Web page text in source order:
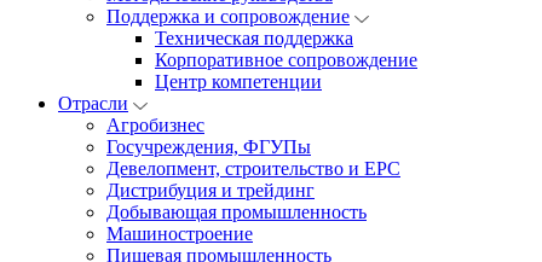
Поддержка и сопровождение
Техническая поддержка
Корпоративное сопровождение
Центр компетенции
Отрасли
Агробизнес
Госучреждения, ФГУПы
Девелопмент, строительство и EPC
Дистрибуция и трейдинг
Добывающая промышленность
Машиностроение
Пищевая промышленность